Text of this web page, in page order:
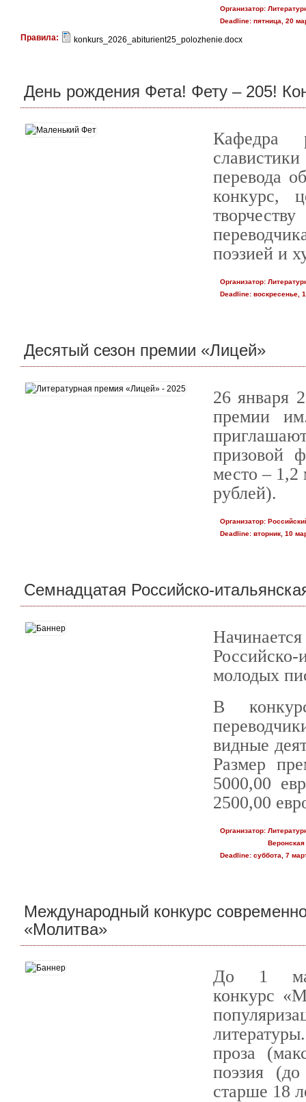
Организатор:
Deadline:пятница, 20
Правила: konkurs_2026_abiturient25_polozhenie.docx
День рождения Фета! Фету – 205!
Кафедра
перевода
конкурс,
поэзией и
Организатор:
Deadline:воскресенье,
Десятый сезон премии «Лицей»
26 января
премии
призовой
место –
рублей).
Организатор:
Deadline:вторник, 10
Семнадцатая Российско-
молодых
В
видные
Размер
5000,00
2500,00
Организатор:
Deadline:суббота, 7
Международный конкурс
«Молитва»
До 1
конкурс
проза
поэзия
старше 18